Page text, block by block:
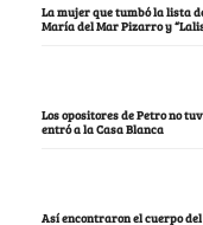
La mujer que tumbó la lista
María del Mar Pizarro y
Los opositores de Petro no
entró a la Casa Blanca
Así encontraron el cuerpo